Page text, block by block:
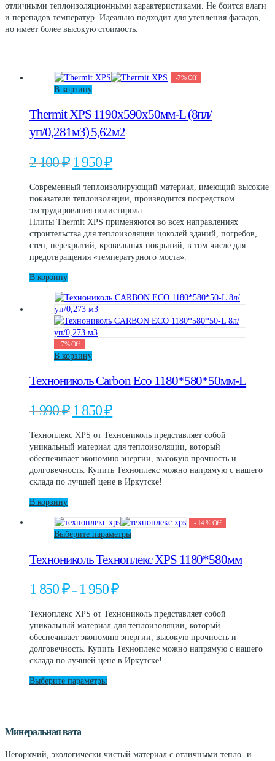
странице
отличными теплоизоляционными характеристиками. Не боится влаги
и перепадов температур. Идеально подходит для утепления фасадов,
но имеет более высокую стоимость.
-7% Off
В корзину
Thermit XPS 1190х590х50мм-L (8пл/
уп/0,281м3) 5,62м2
2 100₽ Первоначальная
цена
2
100 ₽.
1 950₽Текущая
цена:
950 ₽.
Современный теплоизолирующий материал, имеющий высокие
показатели теплоизоляции, производится посредством
экструдирования полистирола.
Плиты Thermit XPS применяются во всех направлениях
строительства для теплоизоляции цоколей зданий, погребов,
стен, перекрытий, кровельных покрытий, в том числе для
предотвращения «температурного моста».
В корзину
-7% Off
В корзину
Технониколь Carbon Eco 1180*580*50мм-L
1 990₽ Первоначальная
цена
1
990 ₽.
1 850₽Текущая
цена:
850 ₽.
Техноплекс XPS от Технониколь представляет собой
уникальный материал для теплоизоляции, который
обеспечивает экономию энергии, высокую прочность и
долговечность. Купить Техноплекс можно напрямую с нашего
склада по лучшей цене в Иркутске!
В корзину
- 14 % Off
Выберите параметрыЭтот
имеет
несколько
выбрать
на
странице
товара.
Технониколь Техноплекс XPS 1180*580мм
1 850₽ – 1 950₽Диапазон
850 ₽
–
1
950 ₽
Техноплекс XPS от Технониколь представляет собой
уникальный материал для теплоизоляции, который
обеспечивает экономию энергии, высокую прочность и
долговечность. Купить Техноплекс можно напрямую с нашего
склада по лучшей цене в Иркутске!
Выберите параметрыЭтот
можно
Минеральная вата
Негорючий, экологически чистый материал с отличными тепло- и